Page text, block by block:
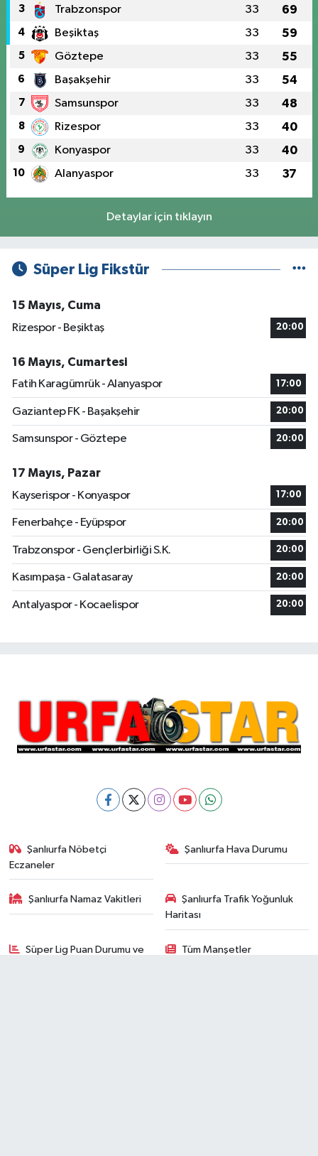
3 Trabzonspor 33 69
4 Beşiktaş 33 59
5 Göztepe 33 55
6 Başakşehir 33 54
7 Samsunspor 33 48
8 Rizespor 33 40
9 Konyaspor 33 40
10 Alanyaspor 33 37
Detaylar için tıklayın
Süper Lig Fikstür
15 Mayıs, Cuma
Rizespor - Beşiktaş
20:00
16 Mayıs, Cumartesi
Fatih Karagümrük - Alanyaspor
17:00
Gaziantep FK - Başakşehir 20:00
Samsunspor - Göztepe 20:00
17 Mayıs, Pazar
Kayserispor - Konyaspor
17:00
Fenerbahçe - Eyüpspor 20:00
Trabzonspor - Gençlerbirliği S.K. 20:00
Kasımpaşa - Galatasaray 20:00
Antalyaspor - Kocaelispor 20:00
Şanlıurfa Nöbetçi
Eczaneler
Şanlıurfa Hava Durumu
Şanlıurfa Namaz Vakitleri
Şanlıurfa Trafik Yoğunluk
Haritası
Süper Lig Puan Durumu ve
Tüm Manşetler